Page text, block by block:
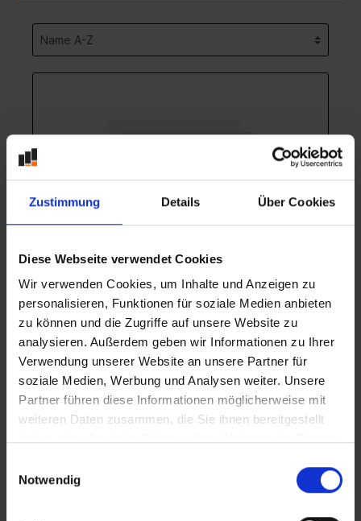
Zustimmung Details Über Cookies
Diese Webseite verwendet Cookies
Wir verwenden Cookies, um Inhalte und Anzeigen zu
personalisieren, Funktionen für soziale Medien anbieten
zu können und die Zugriffe auf unsere Website zu
analysieren. Außerdem geben wir Informationen zu Ihrer
Verwendung unserer Website an unsere Partner für
soziale Medien, Werbung und Analysen weiter. Unsere
Partner führen diese Informationen möglicherweise mit
weiteren Daten zusammen, die Sie ihnen bereitgestellt
Notwendig
Befestigungsrohr
für GEDA Alu-Leiterstütze